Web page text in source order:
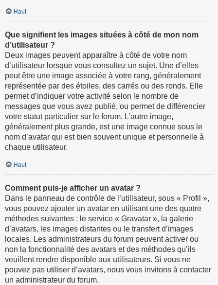
Haut
Que signifient les images situées à côté de mon nom
d’utilisateur ?
Deux images peuvent apparaître à côté de votre nom
d’utilisateur lorsque vous consultez un sujet. Une d’elles
peut être une image associée à votre rang, généralement
représentée par des étoiles, des carrés ou des ronds. Elle
permet d’indiquer votre activité selon le nombre de
messages que vous avez publié, ou permet de différencier
votre statut particulier sur le forum. L’autre image,
généralement plus grande, est une image connue sous le
nom d’avatar qui est bien souvent unique et personnelle à
chaque utilisateur.
Haut
Comment puis-je afficher un avatar ?
Dans le panneau de contrôle de l’utilisateur, sous « Profil »,
vous pouvez ajouter un avatar en utilisant une des quatre
méthodes suivantes : le service « Gravatar », la galerie
d’avatars, les images distantes ou le transfert d’images
locales. Les administrateurs du forum peuvent activer ou
non la fonctionnalité des avatars et des méthodes qu’ils
veuillent rendre disponible aux utilisateurs. Si vous ne
pouvez pas utiliser d’avatars, nous vous invitons à contacter
un administrateur du forum.